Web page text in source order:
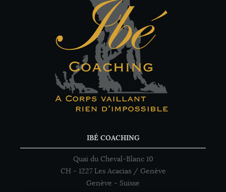
IBÉ COACHING
Quai du Cheval-Blanc 10
CH - 1227 Les Acacias / Genève
Genève - Suisse